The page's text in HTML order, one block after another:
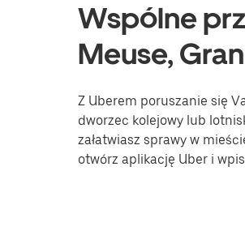
Wspólne
Meuse,
Z Uberem poruszanie się
dworzec kolejowy lub
załatwiasz sprawy w
otwórz aplikację Uber i